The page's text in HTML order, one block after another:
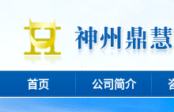
首页 公司简介